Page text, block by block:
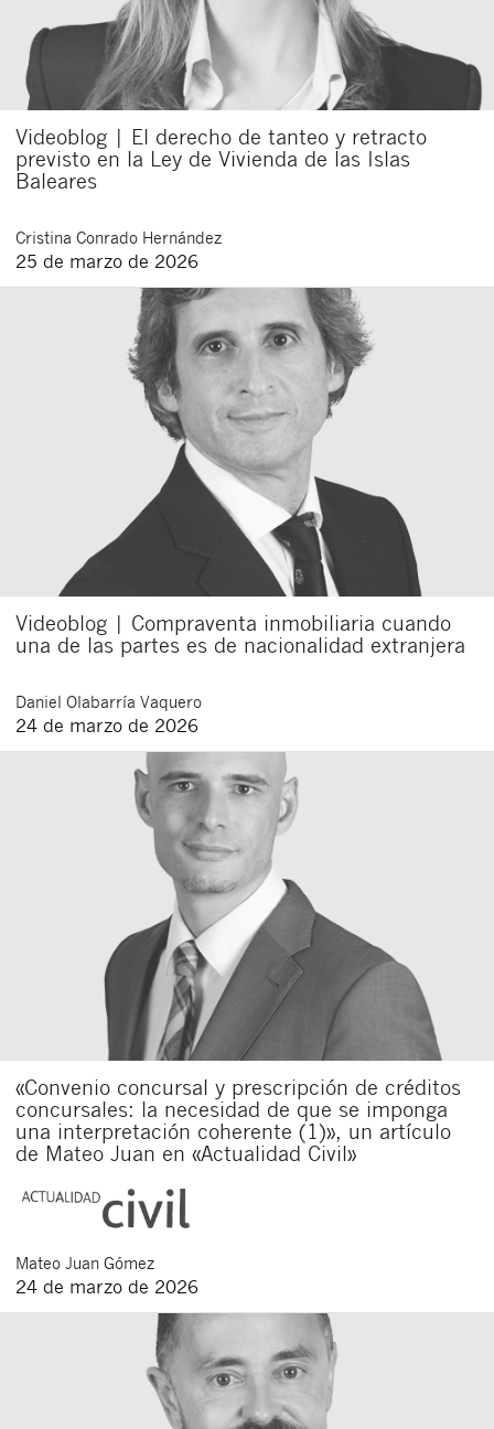
Videoblog | El derecho de tanteo y retracto
previsto en la Ley de Vivienda de las Islas
Baleares
Cristina Conrado Hernández
25 de marzo de 2026
Videoblog | Compraventa inmobiliaria cuando
una de las partes es de nacionalidad extranjera
Daniel Olabarría Vaquero
24 de marzo de 2026
«Convenio concursal y prescripción de créditos
concursales: la necesidad de que se imponga
una interpretación coherente (1)», un artículo
de Mateo Juan en «Actualidad Civil»
Mateo Juan Gómez
24 de marzo de 2026